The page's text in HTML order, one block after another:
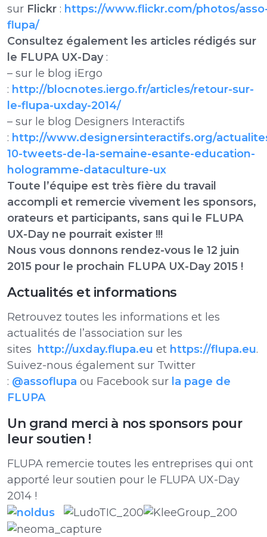
sur Flickr : https://www.flickr.com/photos/
flupa/
Consultez également les articles rédigés sur
le FLUPA UX-Day:
– sur le blog iErgo
: http://blocnotes.iergo.fr/articles/retour-sur-
le-flupa-uxday-2014/
– sur le blog Designers Interactifs
: http://www.designersinteractifs.org/
10-tweets-de-la-semaine-esante-education-
hologramme-dataculture-ux
Toute l’équipe est très fière du travail
accompli et remercie vivement les sponsors,
orateurs et participants, sans qui le FLUPA
UX-Day ne pourrait exister !!!
Nous vous donnons rendez-vous le 12 juin
2015 pour le prochain FLUPA UX-Day 2015 !
Actualités et informations
Retrouvez toutes les informations et les
actualités de l’association sur les
sites
http://uxday.flupa.eu et https://flupa.eu.
Suivez-nous également sur Twitter
: @assoflupa ou Facebook sur la page de
FLUPA
Un grand merci à nos sponsors pour
leur soutien !
FLUPA remercie toutes les entreprises qui ont
apporté leur soutien pour le FLUPA UX-Day
2014 !